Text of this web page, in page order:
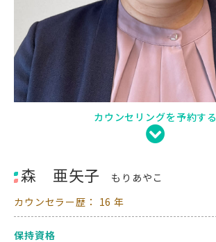
カウンセリングを予約する
森 亜矢子
もりあやこ
カウンセラー歴： 16 年
保持資格